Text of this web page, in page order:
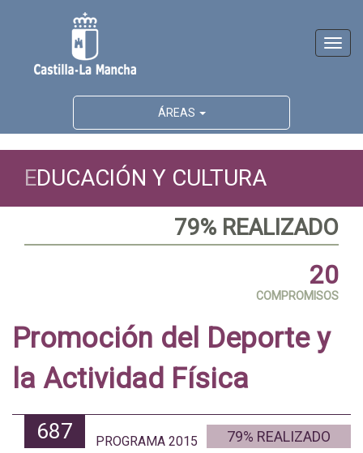
ÁREAS
EDUCACIÓN Y CULTURA
84% REALIZADO
20
COMPROMISOS
Promoción del Deporte y
la Actividad Física
687 PROGRAMA 2015 84% REALIZADO